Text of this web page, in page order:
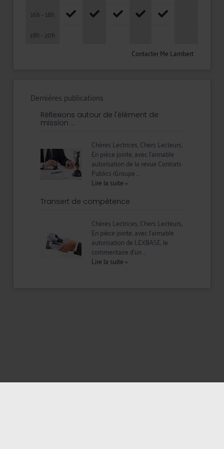
16h - 18h
18h - 20h
Contacter Me Lambert
Dernières publications
Réflexions autour de l'élément de
mission ...
Chères Lectrices, Chers Lecteurs,
En pièce jointe, avec l'aimable
autorisation de la revue Contrats
Publics (Groupe ...
Lire la suite››
Transert de compétence
Chères Lectrices, Chers Lecteurs,
En pièce jointe, avec l'aimable
autorisation de LEXBASE, le
commentaire d'un ...
Lire la suite››